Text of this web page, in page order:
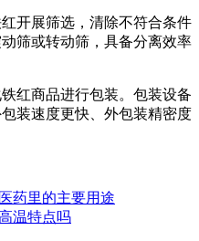
开展筛选，清除不符合条件
筛或转动筛，具备分离效率
红商品进行包装。包装设备
装速度更快、外包装精密度
药里的主要用途
温特点吗